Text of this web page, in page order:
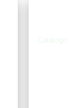
Catálogo